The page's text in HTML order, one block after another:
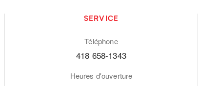
SERVICE
Téléphone
418 658-1343
Heures d'ouverture